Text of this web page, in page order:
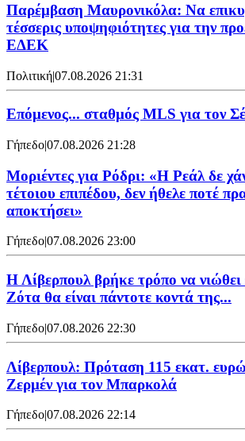
Παρέμβαση Μαυρονικόλα: Να
τέσσερις υποψηφιότητες για την
ΕΔΕΚ
Πολιτική|07.08.2026 21:31
Επόμενος... σταθμός MLS για τον
Γήπεδο|07.08.2026 21:28
Μοριέντες για Ρόδρι: «Η Ρεάλ δε
τέτοιου επιπέδου, δεν ήθελε ποτέ
αποκτήσει»
Γήπεδο|07.08.2026 23:00
Η Λίβερπουλ βρήκε τρόπο να
Ζότα θα είναι πάντοτε κοντά της...
Γήπεδο|07.08.2026 22:30
Λίβερπουλ: Πρόταση 115 εκατ.
Ζερμέν για τον Μπαρκολά
Γήπεδο|07.08.2026 22:14